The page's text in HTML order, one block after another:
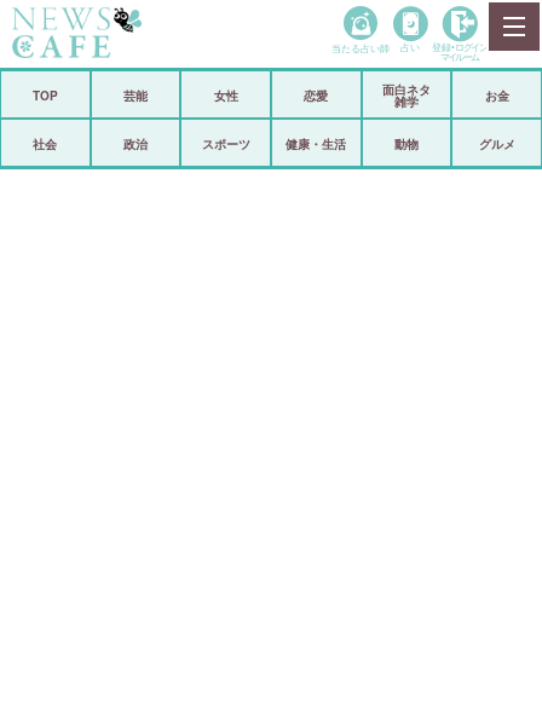
政治
当たる占い師 占い 登録• ログイン
マイルーム
TOP 芸能 女性 恋愛
面白ネタ
雑学
お金
社会 政治 スポーツ 健康・生活 動物 グルメ